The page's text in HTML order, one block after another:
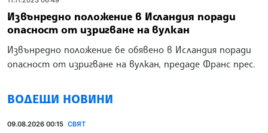
Извънредно положение в Исландия поради
опасност от изригване на вулкан
Извънредно положение бе обявено в Исландия поради
опасност от изригване на вулкан, предаде Франс прес.
ВОДЕЩИ НОВИНИ
09.08.2026 00:15 СВЯТ